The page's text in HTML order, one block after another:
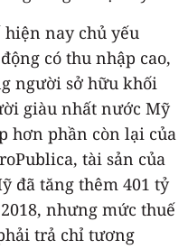
nay chủ yếu
có thu nhập cao,
người sở hữu khối
giàu nhất nước Mỹ
hơn phần còn lại của
tài sản của
đã tăng thêm 401 tỷ
nhưng mức thuế
trả chỉ tương